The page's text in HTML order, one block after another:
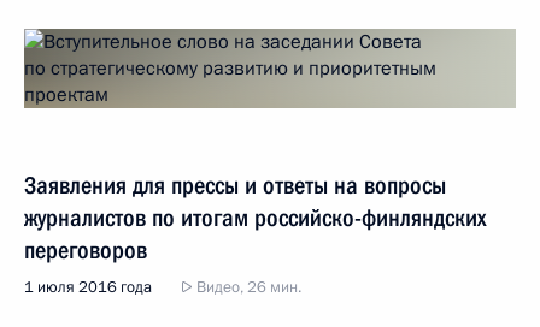
Заявления для прессы и ответы на вопросы
журналистов по итогам российско-финляндских
переговоров
1 июля 2016 года Видео, 26 мин.